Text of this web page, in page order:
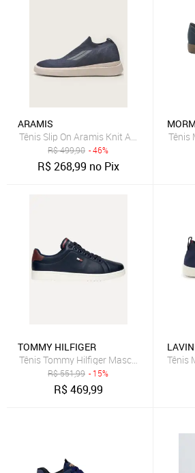
ARAMIS
Tênis Slip On Aramis Knit Azul-Marinho
R$499,90 - 46%
R$268,99 no Pix
Tênis
TOMMY HILFIGER
Tênis Tommy Hilfiger Masculino Flag Low
R$551,99 - 15%
R$469,99
Tênis